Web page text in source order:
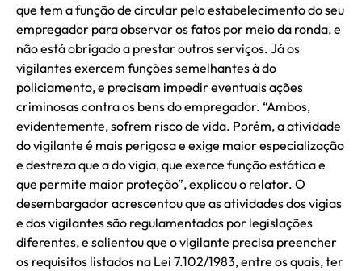
que tem a função de circular pelo estabelecimento do seu
empregador para observar os fatos por meio da ronda, e
não está obrigado a prestar outros serviços. Já os
vigilantes exercem funções semelhantes à do
policiamento, e precisam impedir eventuais ações
criminosas contra os bens do empregador. “Ambos,
evidentemente, sofrem risco de vida. Porém, a atividade
do vigilante é mais perigosa e exige maior especialização
e destreza que a do vigia, que exerce função estática e
que permite maior proteção”, explicou o relator. O
desembargador acrescentou que as atividades dos vigias
e dos vigilantes são regulamentadas por legislações
diferentes, e salientou que o vigilante precisa preencher
os requisitos listados na Lei 7.102/1983, entre os quais, ter